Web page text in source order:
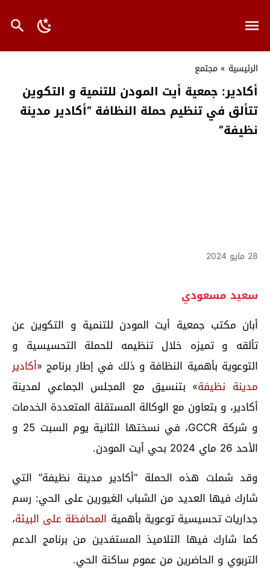
الرئيسية » مجتمع
أكادير: جمعية أيت المودن للتنمية و التكوين
تتألق في تنظيم حملة النظافة “أكادير مدينة
نظيفة”
28 مايو 2024
سعيد مسعودي
أبان مكتب جمعية أيت المودن للتنمية و التكوين عن
تألقه و تميزه خلال تنظيمه للحملة التحسيسية و
التوعوية بأهمية النظافة و ذلك في إطار برنامج «أكادير
مدينة نظيفة» بتنسيق مع المجلس الجماعي لمدينة
أكادير، و بتعاون مع الوكالة المستقلة المتعددة الخدمات
و شركة GCCR، في نسختها الثانية يوم السبت 25 و
الأحد 26 ماي 2024 بحي أيت المودن.
وقد شملت هذه الحملة “أكادير مدينة نظيفة” التي
شارك فيها العديد من الشباب الغيورين على الحي: رسم
جداريات تحسيسية توعوية بأهمية المحافظة على البيئة،
كما شارك فيها التلاميذ المستفدين من برنامج الدعم
التربوي و الحاضرين من عموم ساكنة الحي.